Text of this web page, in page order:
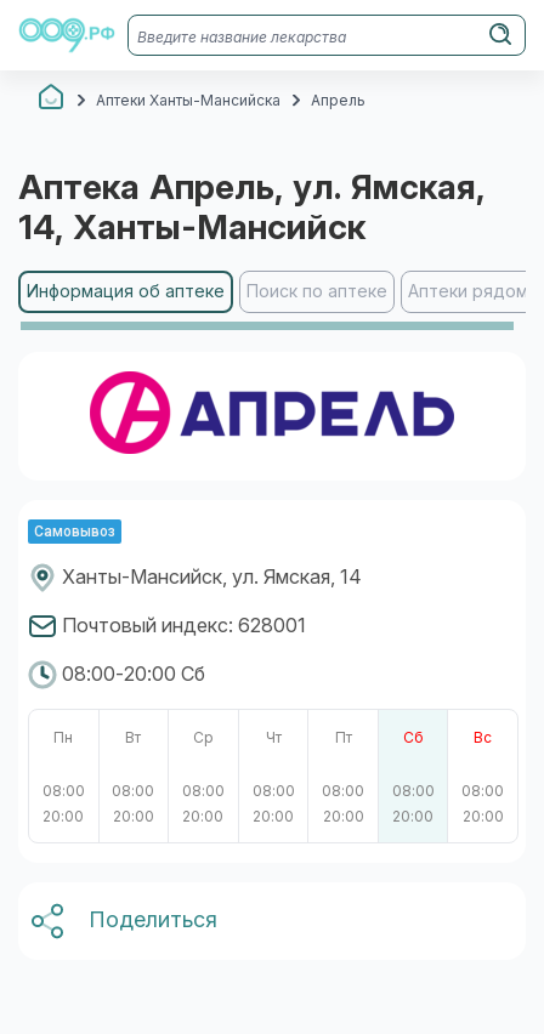
Аптеки Ханты-Мансийска Апрель
Аптека Апрель, ул. Ямская,
14, Ханты-Мансийск
Информация об аптеке Поиск по аптеке Аптеки рядом
Самовывоз
Ханты-Мансийск, ул. Ямская, 14
Почтовый индекс: 628001
08:00-20:00 Сб
Пн
08:00
20:00
Вт
08:00
20:00
Ср
08:00
20:00
Чт
08:00
20:00
Пт
08:00
20:00
Сб
08:00
20:00
Вс
08:00
20:00
Поделиться